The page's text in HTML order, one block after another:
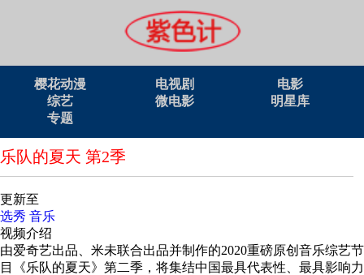
樱花动漫 电视剧
电影
综艺
微电影
明星库
专题
乐队的夏天 第2季
更新至
选秀 音乐
视频介绍
由爱奇艺出品、米未联合出品并制作的2020重磅原创音乐综艺节
目《乐队的夏天》第二季，将集结中国最具代表性、最具影响力